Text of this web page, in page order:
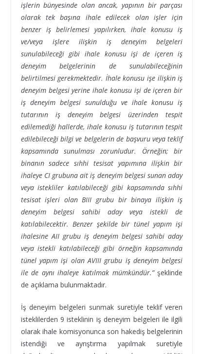
işlerin bünyesinde olan ancak, yapının bir parçası
olarak tek başına ihale edilecek olan işler için
benzer iş belirlemesi yapılırken, ihale konusu iş
ve/veya işlere ilişkin iş deneyim belgeleri
sunulabileceği gibi ihale konusu işi de içeren iş
deneyim belgelerinin de sunulabileceğinin
belirtilmesi gerekmektedir. İhale konusu işe ilişkin iş
deneyim belgesi yerine ihale konusu işi de içeren bir
iş deneyim belgesi sunulduğu ve ihale konusu iş
tutarının iş deneyim belgesi üzerinden tespit
edilemediği hallerde, ihale konusu iş tutarının tespit
edilebileceği bilgi ve belgelerin de başvuru veya teklif
kapsamında sunulması zorunludur. Örneğin; bir
binanın sadece sıhhi tesisat yapımına ilişkin bir
ihaleye CI grubuna ait iş deneyim belgesi sunan aday
veya istekliler katılabileceği gibi kapsamında sıhhi
tesisat işleri olan BIII grubu bir binaya ilişkin iş
deneyim belgesi sahibi aday veya istekli de
katılabilecektir. Benzer şekilde bir tünel yapım işi
ihalesine AII grubu iş deneyim belgesi sahibi aday
veya istekli katılabileceği gibi örneğin kapsamında
tünel yapım işi olan AVIII grubu iş deneyim belgesi
ile de aynı ihaleye katılmak mümkündür.”şeklinde
de açıklama bulunmaktadır.
İş deneyim belgeleri sunmak suretiyle teklif veren
isteklilerden 9 isteklinin iş deneyim belgeleri ile ilgili
olarak ihale komisyonunca son hakediş belgelerinin
istendiği ve ayrıştırma yapılmak suretiyle